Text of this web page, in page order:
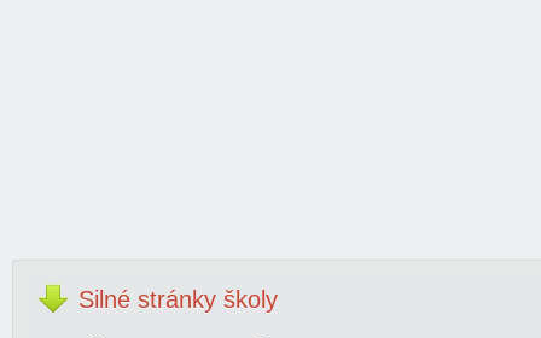
Silné stránky školy